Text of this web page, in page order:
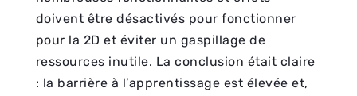
doivent être désactivés pour fonctionner
pour la 2D et éviter un gaspillage de
ressources inutile. La conclusion était claire
: la barrière à l’apprentissage est élevée et,